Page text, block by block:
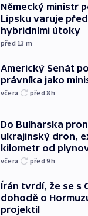
Německý ministr
Lipsku varuje
hybridními útoky
před 13 m
Americký Senát
právníka jako
včera před 8h
Do Bulharska
ukrajinský dron,
kilometr od
včera před 9h
Írán tvrdí, že se s
dohodě o
projektil